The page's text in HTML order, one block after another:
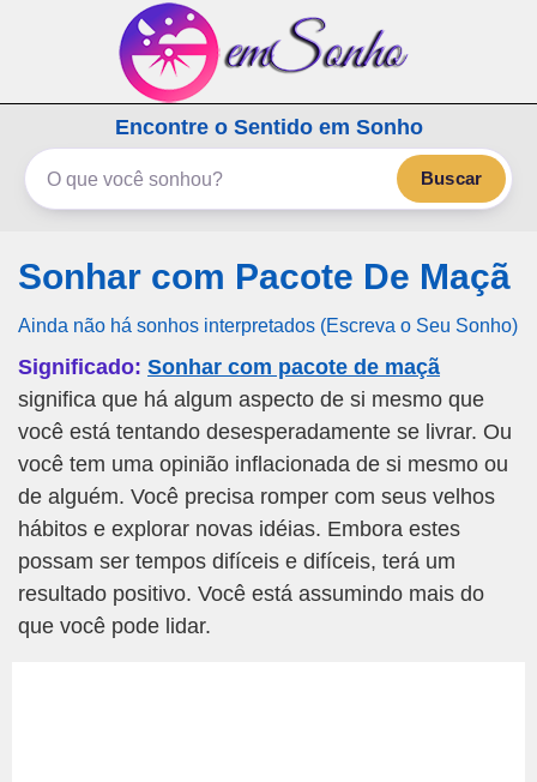
emSonho.com
Os sonhos significam mais
Encontre o Sentido em Sonho
Buscar
Sonhar com Pacote De Maçã
Ainda não há sonhos interpretados (Escreva o Seu Sonho)
Significado: Sonhar com pacote de maçã
significa que há algum aspecto de si mesmo que
você está tentando desesperadamente se livrar. Ou
você tem uma opinião inflacionada de si mesmo ou
de alguém. Você precisa romper com seus velhos
hábitos e explorar novas idéias. Embora estes
possam ser tempos difíceis e difíceis, terá um
resultado positivo. Você está assumindo mais do
que você pode lidar.